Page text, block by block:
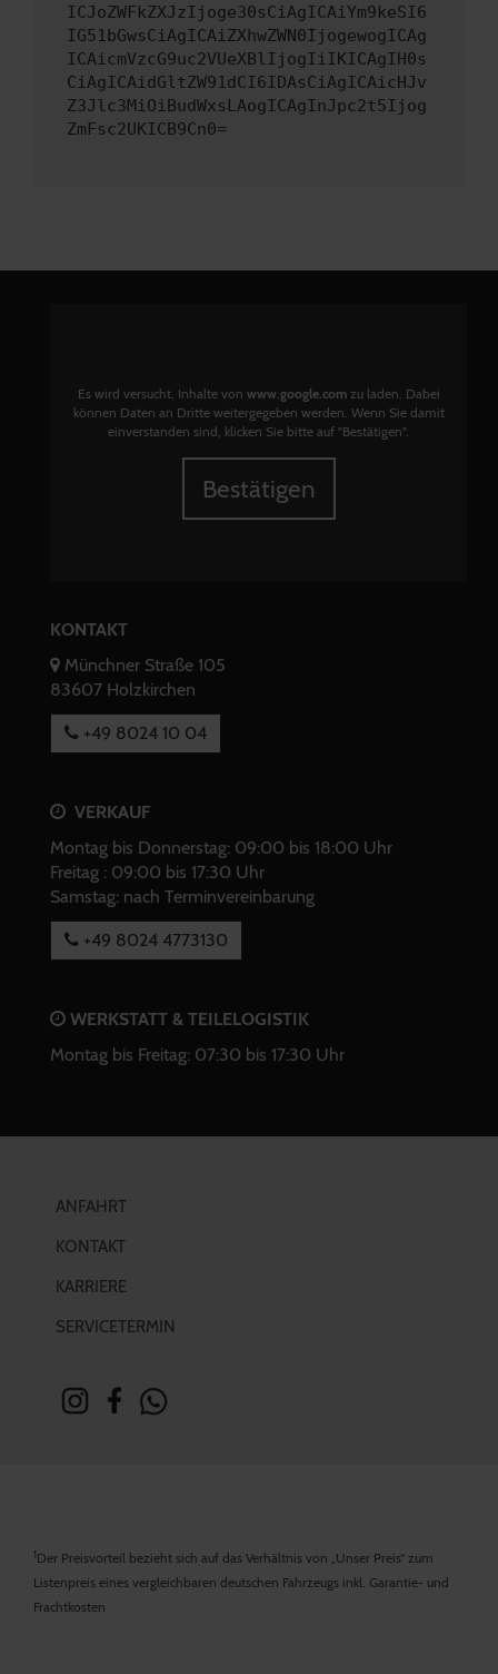
ICJoZWFkZXJzIjoge30sCiAgICAiYm9keSI6
IG51bGwsCiAgICAiZXhwZWN0IjogewogICAg
ICAicmVzcG9uc2VUeXBlIjogIiIKICAgIH0s
CiAgICAidGltZW91dCI6IDAsCiAgICAicHJv
Z3Jlc3MiOiBudWxsLAogICAgInJpc2t5Ijog
ZmFsc2UKICB9Cn0=
Es wird versucht, Inhalte von www.google.comzu laden. Dabei
können Daten an Dritte weitergegeben werden. Wenn Sie damit
einverstanden sind, klicken Sie bitte auf "Bestätigen".
Bestätigen
KONTAKT
Münchner Straße 105
83607 Holzkirchen
+49 8024 10 04
VERKAUF
Montag bis Donnerstag: 09:00 bis 18:00 Uhr
Freitag : 09:00 bis 17:30 Uhr
Samstag: nach Terminvereinbarung
+49 8024 4773130
WERKSTATT & TEILELOGISTIK
Montag bis Freitag: 07:30 bis 17:30 Uhr
ANFAHRT
KONTAKT
KARRIERE
SERVICETERMIN
1Der Preisvorteil bezieht sich auf das Verhältnis von „Unser Preis“ zum
Listenpreis eines vergleichbaren deutschen Fahrzeugs inkl. Garantie- und
Frachtkosten